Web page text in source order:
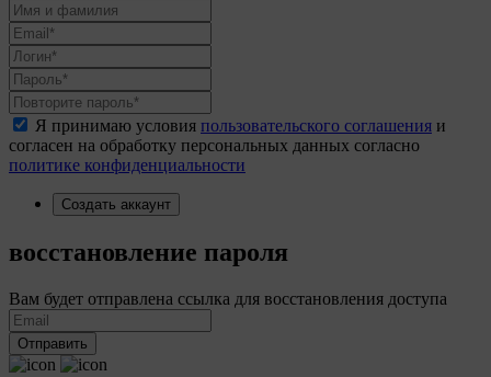
Я принимаю условия пользовательского соглашения и
согласен на обработку персональных данных согласно
политике конфиденциальности
Создать аккаунт
восстановление пароля
Вам будет отправлена ссылка для восстановления доступа
Отправить